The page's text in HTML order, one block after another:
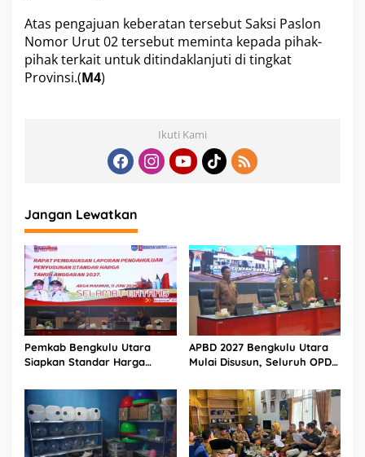
P
S
Atas pengajuan keberatan tersebut Saksi Paslon
Nomor Urut 02 tersebut meminta kepada pihak-
pihak terkait untuk ditindaklanjuti di tingkat
Provinsi.(M4)
Ikuti Kami
Jangan Lewatkan
Pemkab Bengkulu Utara
Siapkan Standar Harga
APBD 2027 Bengkulu Utara
Mulai Disusun, Seluruh OPD